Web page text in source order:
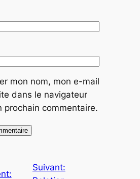
mon nom, mon e-mail
dans le navigateur
prochain commentaire.
Suivant: